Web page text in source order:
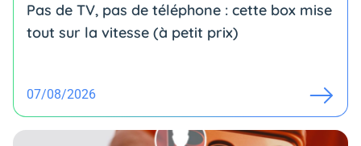
Pas de TV, pas de téléphone : cette box mise
tout sur la vitesse (à petit prix)
07/08/2026